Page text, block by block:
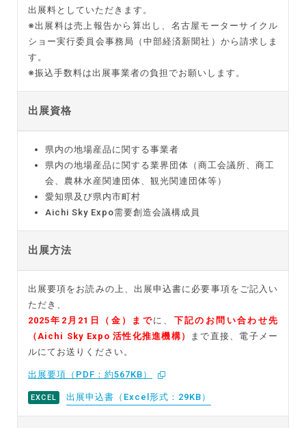
出展料としていただきます。
※出展料は売上報告から算出し、名古屋モーターサイクル
ショー実行委員会事務局（中部経済新聞社）から請求しま
す。
※振込手数料は出展事業者の負担でお願いします。
出展資格
県内の地場産品に関する事業者
県内の地場産品に関する業界団体（商工会議所、商工
会、農林水産関連団体、観光関連団体等）
愛知県及び県内市町村
Aichi Sky Expo需要創造会議構成員
出展方法
出展要項をお読みの上、出展申込書に必要事項をご記入い
ただき、
2025年2月21日（金）までに、 下記のお問い合わせ先
（Aichi Sky Expo 活性化推進機構）
まで直接、電子メー
ルにてお送りください。
出展要項（PDF：約567KB）
出展申込書（Excel形式：29KB）